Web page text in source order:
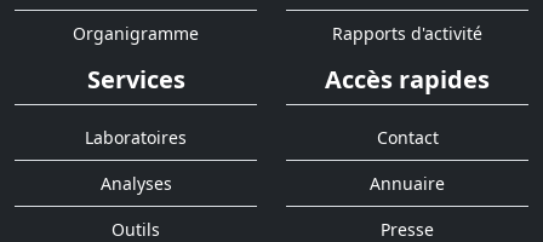
Organigramme
Rapports d'activité
Services
Laboratoires
Analyses
Outils
Accès rapides
Contact
Annuaire
Presse